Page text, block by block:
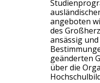
angeboten
des
ansässig
geänderten
über die